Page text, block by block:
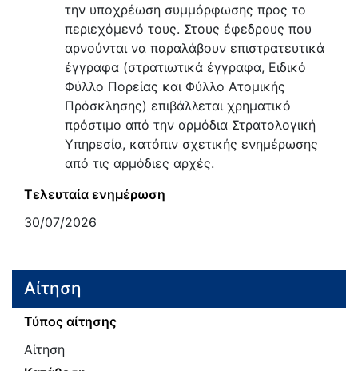
την υποχρέωση συμμόρφωσης προς το
περιεχόμενό τους. Στους έφεδρους που
αρνούνται να παραλάβουν επιστρατευτικά
έγγραφα (στρατιωτικά έγγραφα, Ειδικό
Φύλλο Πορείας και Φύλλο Ατομικής
Πρόσκλησης) επιβάλλεται χρηματικό
πρόστιμο από την αρμόδια Στρατολογική
Υπηρεσία, κατόπιν σχετικής ενημέρωσης
από τις αρμόδιες αρχές.
Τελευταία ενημέρωση
30/07/2026
Αίτηση
Τύπος αίτησης
Αίτηση